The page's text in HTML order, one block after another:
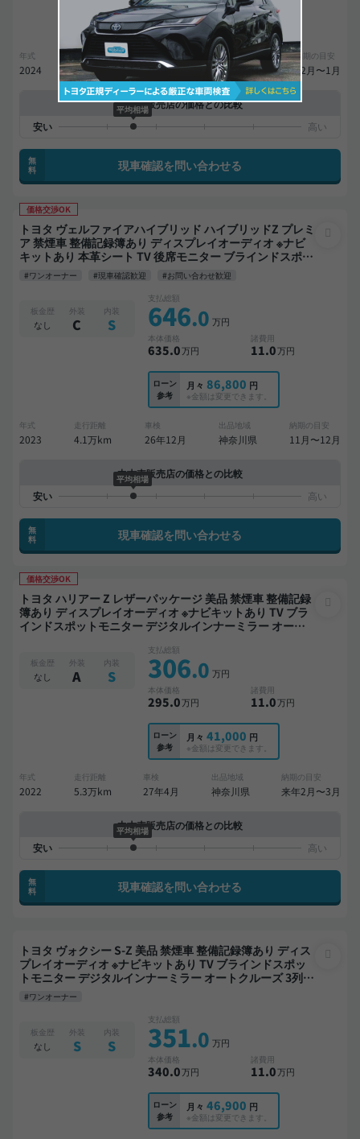
ローン
参考
月々44,500円
※金額は変更できます。
年式
2024
走行距離
2.3万km
車検
27年7月
出品地域
神奈川県
納期の目安
12月〜1月
中古車販売店の価格との比較
平均相場
無
料
現車確認を問い合わせる
価格交渉OK
トヨタ ヴェルファイアハイブリッド ハイブリッドZ プレミ
ア 禁煙車 整備記録簿あり ディスプレイオーディオ ※ナビ
キットあり 本革シート TV 後席モニター ブラインドスポッ
トモニター デジタルインナーミラー オートクルーズ 3列シ
ート スマートキー ETC サンルーフ 電動バックドア バック
モニター 全方位カメラ ドライブレコーダー フルエアロ 衝
突軽減 両側電動スライドドア 7人乗り
#ワンオーナー #現車確認歓迎 #お問い合わせ歓迎
板金歴
なし
外装
C
内装
S
支払総額
646.0 万円
本体価格
635.0万円
諸費用
11.0万円
ローン
参考
月々 86,800 円
※金額は変更できます。
年式
2023
走行距離
4.1万km
車検
26年12月
出品地域
神奈川県
納期の目安
11月〜12月
中古車販売店の価格との比較
平均相場
無
料
現車確認を問い合わせる
価格交渉OK
トヨタ ハリアー Z レザーパッケージ 美品 禁煙車 整備記録
簿あり ディスプレイオーディオ ※ナビキットあり TV ブラ
インドスポットモニター デジタルインナーミラー オート
ー 全方位カメラ ドライブレコーダー フルエアロ 衝突軽減
板金歴
なし
外装
A
内装
S
支払総額
306.0 万円
本体価格
295.0万円
諸費用
11.0万円
ローン
参考
月々 41,000 円
※金額は変更できます。
年式
2022
走行距離
5.3万km
車検
27年4月
出品地域
神奈川県
納期の目安
来年2月〜3月
中古車販売店の価格との比較
平均相場
無
料
現車確認を問い合わせる
トヨタ ヴォクシー S-Z 美品 禁煙車 整備記録簿あり ディス
プレイオーディオ ※ナビキットあり TV ブラインドスポッ
トモニター デジタルインナーミラー オートクルーズ 3列シ
ート スマートキー ETC 全方位カメラ ドライブレコーダー
衝突軽減 両側電動スライドドア 7人乗り
#ワンオーナー
板金歴
なし
外装
S
内装
S
支払総額
351.0 万円
本体価格
340.0万円
諸費用
11.0万円
ローン
参考
月々 46,900 円
※金額は変更できます。